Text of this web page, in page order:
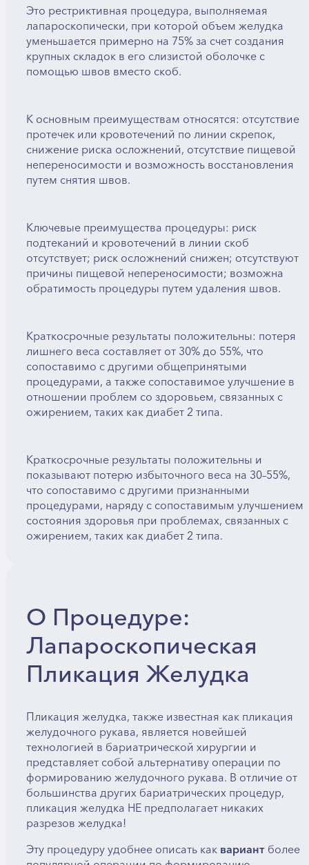
Это рестриктивная процедура, выполняемая
лапароскопически, при которой объем желудка
уменьшается примерно на 75% за счет создания
крупных складок в его слизистой оболочке с
помощью швов вместо скоб.
К основным преимуществам относятся: отсутствие
протечек или кровотечений по линии скрепок,
снижение риска осложнений, отсутствие пищевой
непереносимости и возможность восстановления
путем снятия швов.
Ключевые преимущества процедуры: риск
подтеканий и кровотечений в линии скоб
отсутствует; риск осложнений снижен; отсутствуют
причины пищевой непереносимости; возможна
обратимость процедуры путем удаления швов.
Краткосрочные результаты положительны: потеря
лишнего веса составляет от 30% до 55%, что
сопоставимо с другими общепринятыми
процедурами, а также сопоставимое улучшение в
отношении проблем со здоровьем, связанных с
ожирением, таких как диабет 2 типа.
Краткосрочные результаты положительны и
показывают потерю избыточного веса на 30–55%,
что сопоставимо с другими признанными
процедурами, наряду с сопоставимым улучшением
состояния здоровья при проблемах, связанных с
ожирением, таких как диабет 2 типа.
О Процедуре:
Лапароскопическая
Пликация Желудка
Пликация желудка, также известная как пликация
желудочного рукава, является новейшей
технологией в бариатрической хирургии и
представляет собой альтернативу операции по
формированию желудочного рукава. В отличие от
большинства других бариатрических процедур,
пликация желудка НЕ предполагает никаких
разрезов желудка!
Эту процедуру удобнее описать каквариантболее